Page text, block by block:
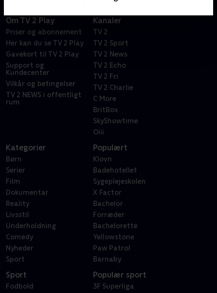
Om TV 2 Play
Priser og abonnement
Her kan du se TV 2 Play
Gavekort til TV 2 Play
Support og
Kundecenter
Vilkår og betingelser
TV 2 NEWS i offentligt
rum
Kanaler
TV 2
TV 2 Sport
TV 2 News
TV 2 Echo
TV 2 Fri
TV 2 Charlie
C More
BritBox
SkyShowtime
Oiii
Kategorier
Børn
Serier
Film
Dokumentar
Reality
Livsstil
Underholdning
Comedy
Nyheder
Sport
Populært
Klovn
Badehotellet
Sygeplejeskolen
X Factor
Bachelor
Forræder
Bachelorette
Yellowstone
Paw Patrol
Barnaby
Sport
Fodbold
Populær sport
3F Superliga